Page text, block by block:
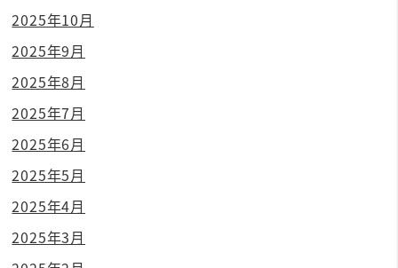
2025年10月
2025年9月
2025年8月
2025年7月
2025年6月
2025年5月
2025年4月
2025年3月